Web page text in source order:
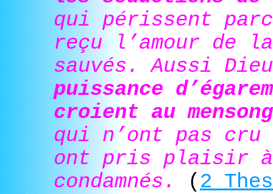
qui périssent
reçu l’amour de
sauvés. Aussi
puissance
croient au
qui n’ont pas
ont pris plaisir
condamnés.
( 2